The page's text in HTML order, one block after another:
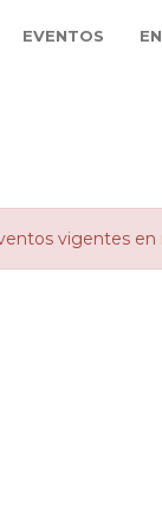
EVENTOS
vigentes en